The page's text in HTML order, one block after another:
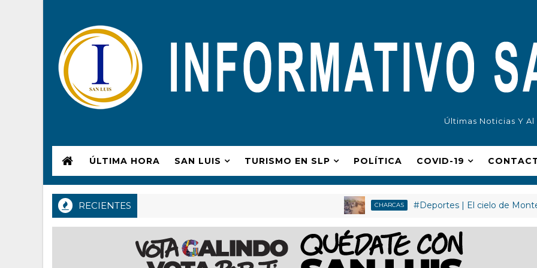
Últimas Noticias Y Al
ÚLTIMA HORA SAN LUIS TURISMO EN SLP POLÍ­TICA COVID-19
RECIENTES CHARCAS #Deportes | El cielo de Monterrey se